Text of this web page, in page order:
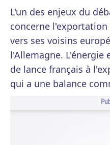
L'un des enjeux du
concerne l'exportation
vers ses voisins
l'Allemagne. L'énergie
de lance français à
qui a une balance